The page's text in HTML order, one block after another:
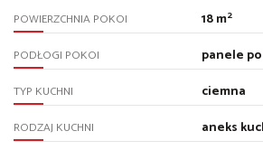
POWIERZCHNIA POKOI 18 m2
PODŁOGI POKOI panele
TYP KUCHNI ciemna
RODZAJ KUCHNI aneks